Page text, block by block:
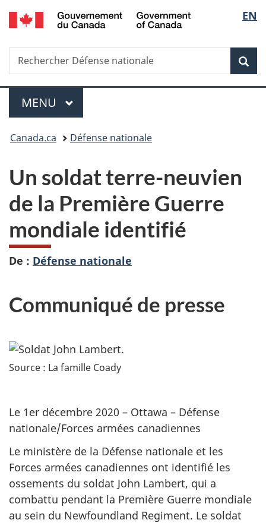
Passer
au
principal
Passer
à
Au
du
Passer
à
version
simplifiée
de
la
EN
Recherche
Rechercher
Défense
Menu
MENU PRINCIPAL
Vous
ici :
Canada.ca Défense nationale
Un soldat terre-neuvien
de la Première Guerre
mondiale identifié
De : Défense nationale
Communiqué de presse
Source : La famille Coady
Le 1er décembre 2020 – Ottawa – Défense
nationale/Forces armées canadiennes
Le ministère de la Défense nationale et les
Forces armées canadiennes ont identifié les
ossements du soldat John Lambert, qui a
combattu pendant la Première Guerre mondiale
au sein du Newfoundland Regiment. Le soldat